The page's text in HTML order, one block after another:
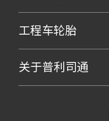
工程车轮胎
关于普利司通